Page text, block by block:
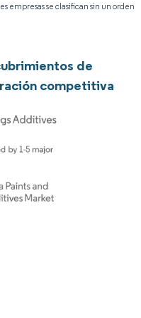
empresas se clasifican sin un orden
de
competitiva